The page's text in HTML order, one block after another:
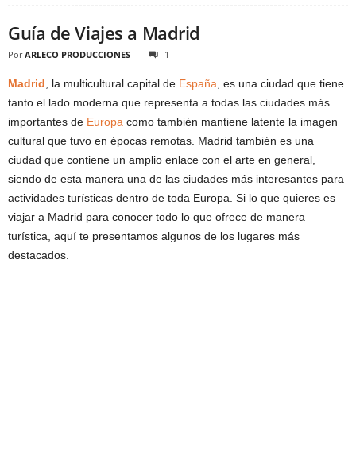
Guía de Viajes a Madrid
Por ARLECO PRODUCCIONES 1
Madrid , la multicultural capital de España , es una ciudad que tiene
tanto el lado moderna que representa a todas las ciudades más
importantes de Europa como también mantiene latente la imagen
cultural que tuvo en épocas remotas. Madrid también es una
ciudad que contiene un amplio enlace con el arte en general,
siendo de esta manera una de las ciudades más interesantes para
actividades turísticas dentro de toda Europa. Si lo que quieres es
viajar a Madrid para conocer todo lo que ofrece de manera
turística, aquí te presentamos algunos de los lugares más
destacados.